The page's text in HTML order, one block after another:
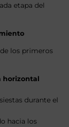
etapa del
los primeros
horizontal
durante el
hacia los